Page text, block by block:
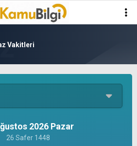
Vakitleri
2026 Pazar
26 Safer 1448